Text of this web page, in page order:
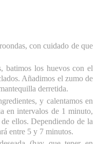
con cuidado de que
batimos los huevos con el
Añadimos el zumo de
derretida.
y calentamos en
en intervalos de 1 minuto,
ellos. Dependiendo de la
entre 5 y 7 minutos.